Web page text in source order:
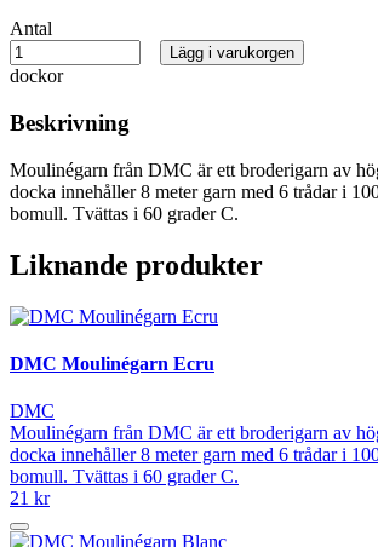
Antal
dockor
Lägg i varukorgen
Beskrivning
Moulinégarn från DMC är ett broderigarn av
docka innehåller 8 meter garn med 6 trådar i
bomull. Tvättas i 60 grader C.
Liknande produkter
DMC Moulinégarn Ecru
DMC
Moulinégarn från DMC är ett broderigarn av
docka innehåller 8 meter garn med 6 trådar i
bomull. Tvättas i 60 grader C.
21 kr